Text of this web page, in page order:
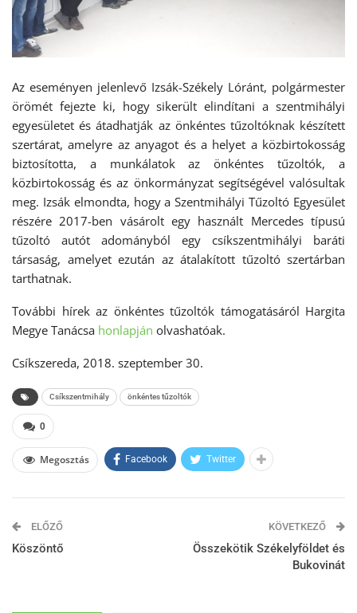
Az eseményen jelenlevő Izsák-Székely Lóránt, polgármester
örömét fejezte ki, hogy sikerült elindítani a szentmihályi
egyesületet és átadhatják az önkéntes tűzoltóknak készített
szertárat, amelyre az anyagot és a helyet a közbirtokosság
biztosította, a munkálatok az önkéntes tűzoltók, a
közbirtokosság és az önkormányzat segítségével valósultak
meg. Izsák elmondta, hogy a Szentmihályi Tűzoltó Egyesület
részére 2017-ben vásárolt egy használt Mercedes típusú
tűzoltó autót adományból egy csíkszentmihályi baráti
társaság, amelyet ezután az átalakított tűzoltó szertárban
tarthatnak.
További hírek az önkéntes tűzoltók támogatásáról Hargita
Megye Tanácsa honlapján olvashatóak.
Csíkszereda, 2018. szeptember 30.
Csíkszentmihály önkéntes tűzoltók
0
Megosztás Facebook Twitter
ELŐZŐ
Köszöntő
KÖVETKEZŐ
Összekötik Székelyföldet és
Bukovinát